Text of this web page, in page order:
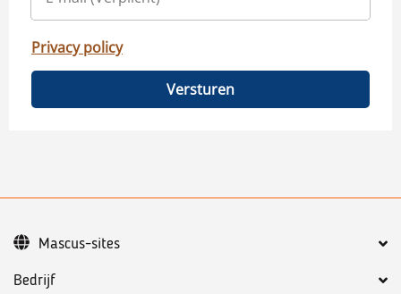
Privacy policy
Versturen
Bedrijf
Mascus-sites